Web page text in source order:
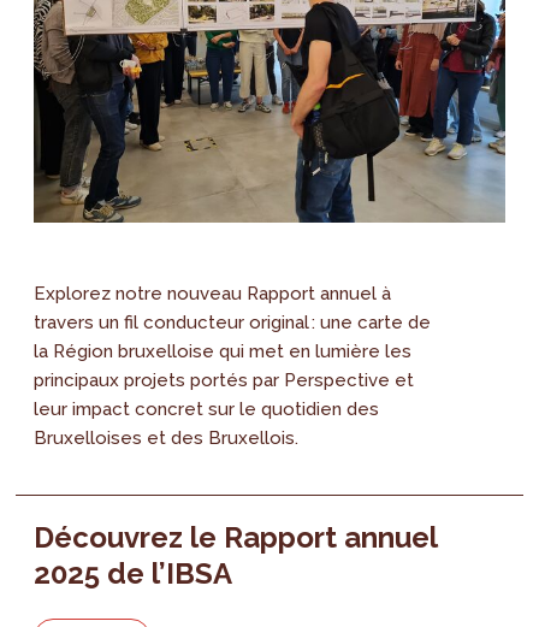
Explorez notre nouveau Rapport annuel à
travers un fil conducteur original : une carte de
la Région bruxelloise qui met en lumière les
principaux projets portés par Perspective et
leur impact concret sur le quotidien des
Bruxelloises et des Bruxellois.
Découvrez le Rapport annuel
2025 de l’IBSA